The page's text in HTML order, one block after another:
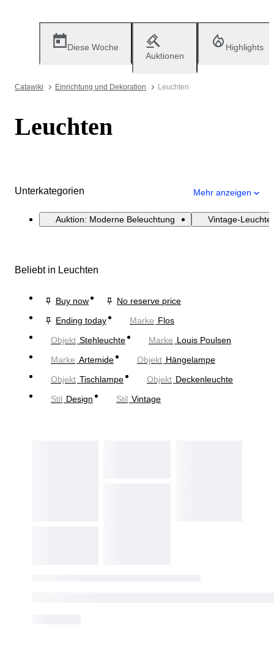
Diese Woche
Auktionen
Highlights
Catawiki Einrichtung und Dekoration Leuchten
Leuchten
Unterkategorien Mehr anzeigen
Auktion: Moderne Beleuchtung Vintage-
Beliebt in Leuchten
Buy now
No reserve price
Ending today
Marke Flos
Objekt Stehleuchte Marke Louis Poulsen
Marke Artemide Objekt Hängelampe
Objekt Tischlampe Objekt Deckenleuchte
Stil Design Stil Vintage